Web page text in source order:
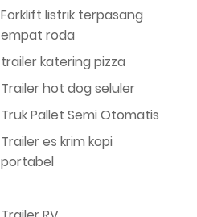
Forklift listrik terpasang
empat roda
trailer katering pizza
Trailer hot dog seluler
Truk Pallet Semi Otomatis
Trailer es krim kopi
portabel